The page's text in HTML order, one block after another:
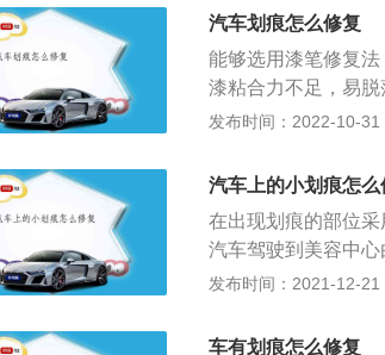
轻度剐蹭的漆面损
做研磨剂，采用直
得锃亮；还有一个
柔软的棉布抹几次
纸打磨，自己准备一
把铁皮磨出来了。使
的话，那么最好的
主也是需要特别注
脑调漆并采用新工
汽车划痕怎么修复
能够选用漆笔修复
漆粘合力不足，易
漆面伤害范围过大
微弄湿，并将牙膏
痕和某些刮擦残余
擦时残余的对方漆
太深就不太好解决
一类材料。假如车辆
了。冰镇可乐来修复
发布时间：2022-10-
汽车上的小划痕怎么
在出现划痕的部位
汽车驾驶到美容中
漆表面没有太大差
容，可以消除故障隐
发布时间：2021-12-21
车有划痕怎么修复